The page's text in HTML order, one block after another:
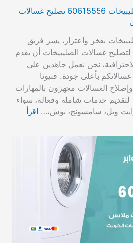
فني تصليح غسالات الصليبيخات 60615556 تصليح غسالات
بفخر واعتزاز، يسر فريق
غسالات الصليبيخات أن يقدم
نحن نعمل جاهدين على
غسالاتكم بأعلى جودة. فنيونا
الغسالات مجهزون بالمهارات
لتقديم خدمات شاملة وفعالة، سواء
ويل، سامسونج، بوش،… اقرأ